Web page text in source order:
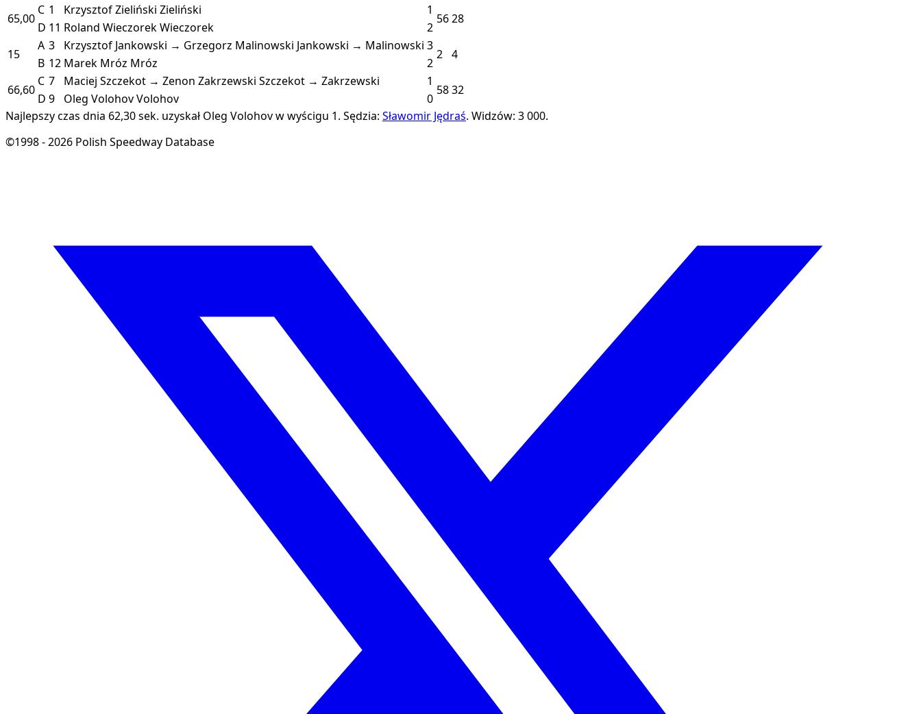
65,00
C 1 Krzysztof Zieliński Zieliński 1
5628
D 11 Roland WieczorekWieczorek
2
15
A 3 Krzysztof Jankowski → Grzegorz Malinowski Jankowski → Malinowski 3
2 4
B 12 Marek Mróz Mróz
2
66,60
C 7 Maciej Szczekot → Zenon Zakrzewski Szczekot → Zakrzewski 1
5832
D 9 Oleg VolohovVolohov
0
Najlepszy czas dnia 62,30 sek. uzyskał Oleg Volohov w wyścigu 1. Sędzia: Sławomir Jędraś. Widzów: 3 000.
©1998 - 2026 Polish Speedway Database